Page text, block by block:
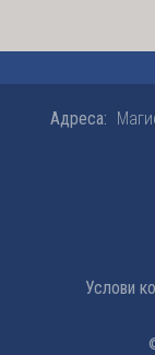
Адреса:
Услови